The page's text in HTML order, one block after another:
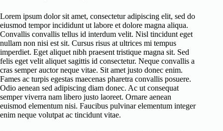
Lorem ipsum dolor sit amet, consectetur adipiscing elit, sed do
eiusmod tempor incididunt ut labore et dolore magna aliqua.
Convallis convallis tellus id interdum velit. Nisl tincidunt eget
nullam non nisi est sit. Cursus risus at ultrices mi tempus
imperdiet. Eget aliquet nibh praesent tristique magna sit. Sed
felis eget velit aliquet sagittis id consectetur. Neque convallis a
cras semper auctor neque vitae. Sit amet justo donec enim.
Fames ac turpis egestas maecenas pharetra convallis posuere.
Odio aenean sed adipiscing diam donec. Ac ut consequat
semper viverra nam libero justo laoreet. Ornare aenean
euismod elementum nisi. Faucibus pulvinar elementum integer
enim neque volutpat ac tincidunt vitae.